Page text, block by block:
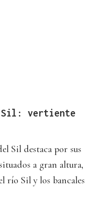
Sil: vertiente
Sil destaca por sus
a gran altura,
río Sil y los bancales